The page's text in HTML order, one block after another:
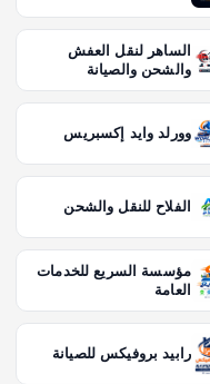
الساهر لنقل العفش
والشحن والصيانة
وورلد وايد إكسبريس
الفلاح للنقل والشحن
مؤسسة السريع للخدمات
العامة
رابيد بروفيكس للصيانة